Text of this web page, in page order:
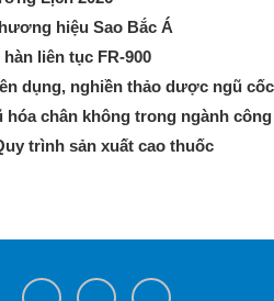
hiệu Sao Bắc Á
liên tục FR-900
dụng, nghiền thảo dược ngũ cốc
hóa chân không trong ngành
trình sản xuất cao thuốc